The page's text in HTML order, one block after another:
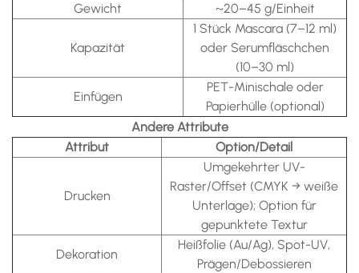
Gewicht
~20–45 g/Einheit
Kapazität
1 Stück Mascara (7–12 ml)
oder Serumfläschchen
(10–30 ml)
Einfügen
PET-Minischale oder
Papierhülle (optional)
Andere Attribute
Attribut
Option/Detail
Drucken
Umgekehrter UV-
Raster/Offset (CMYK → weiße
Unterlage); Option für
gepunktete Textur
Dekoration
Heißfolie (Au/Ag), Spot-UV,
Prägen/Debossieren